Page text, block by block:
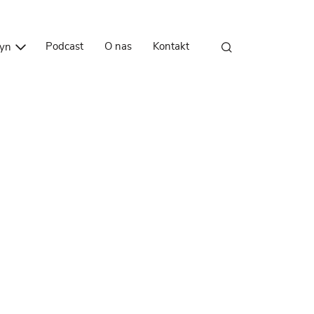
Podcast O nas Kontakt
Przejdź do treści